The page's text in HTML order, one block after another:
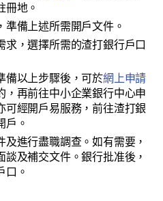
冊地。
準備上述所需開戶文件。
求，選擇所需的渣打銀行戶口
備以上步驟後，可於網上申請
，再前往中小企業銀行中心申
可經開戶易服務，前往渣打銀
戶。
及進行盡職調查。如有需要，
及補交文件。銀行批准後，
口。